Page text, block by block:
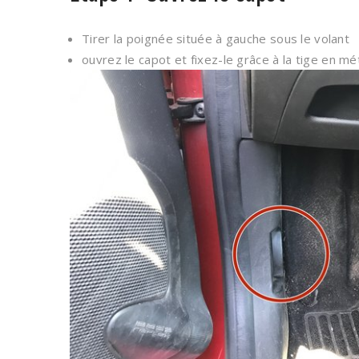
Tirer la poignée située à gauche sous le volant
ouvrez le capot et fixez-le grâce à la tige en